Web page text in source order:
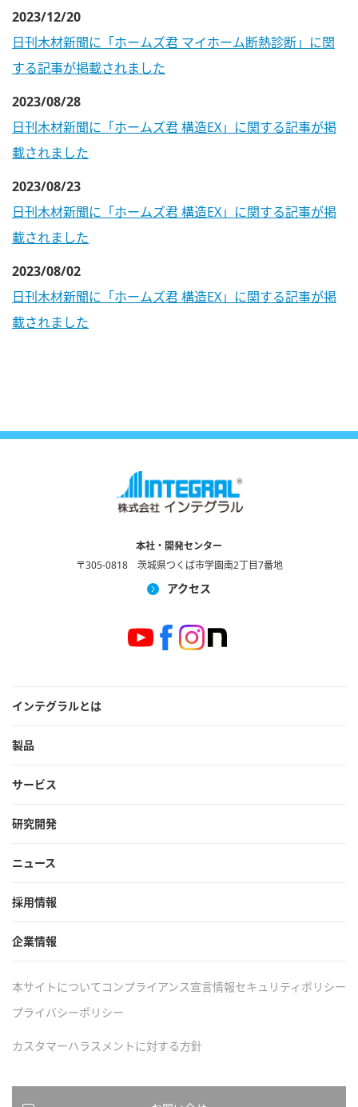
2023/12/20
日刊木材新聞に「ホームズ君 マイホーム断熱診断」に関
する記事が掲載されました
2023/08/28
日刊木材新聞に「ホームズ君 構造EX」に関する記事が掲
載されました
2023/08/23
日刊木材新聞に「ホームズ君 構造EX」に関する記事が掲
載されました
2023/08/02
日刊木材新聞に「ホームズ君 構造EX」に関する記事が掲
載されました
本社・開発センター
〒305-0818 茨城県つくば市学園南2丁目7番地
アクセス
インテグラルとは
製品
サービス
研究開発
ニュース
採用情報
企業情報
本サイトについてコンプライアンス宣言情報セキュリティポリシー
プライバシーポリシー
カスタマーハラスメントに対する方針